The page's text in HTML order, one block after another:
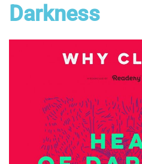
Darkness